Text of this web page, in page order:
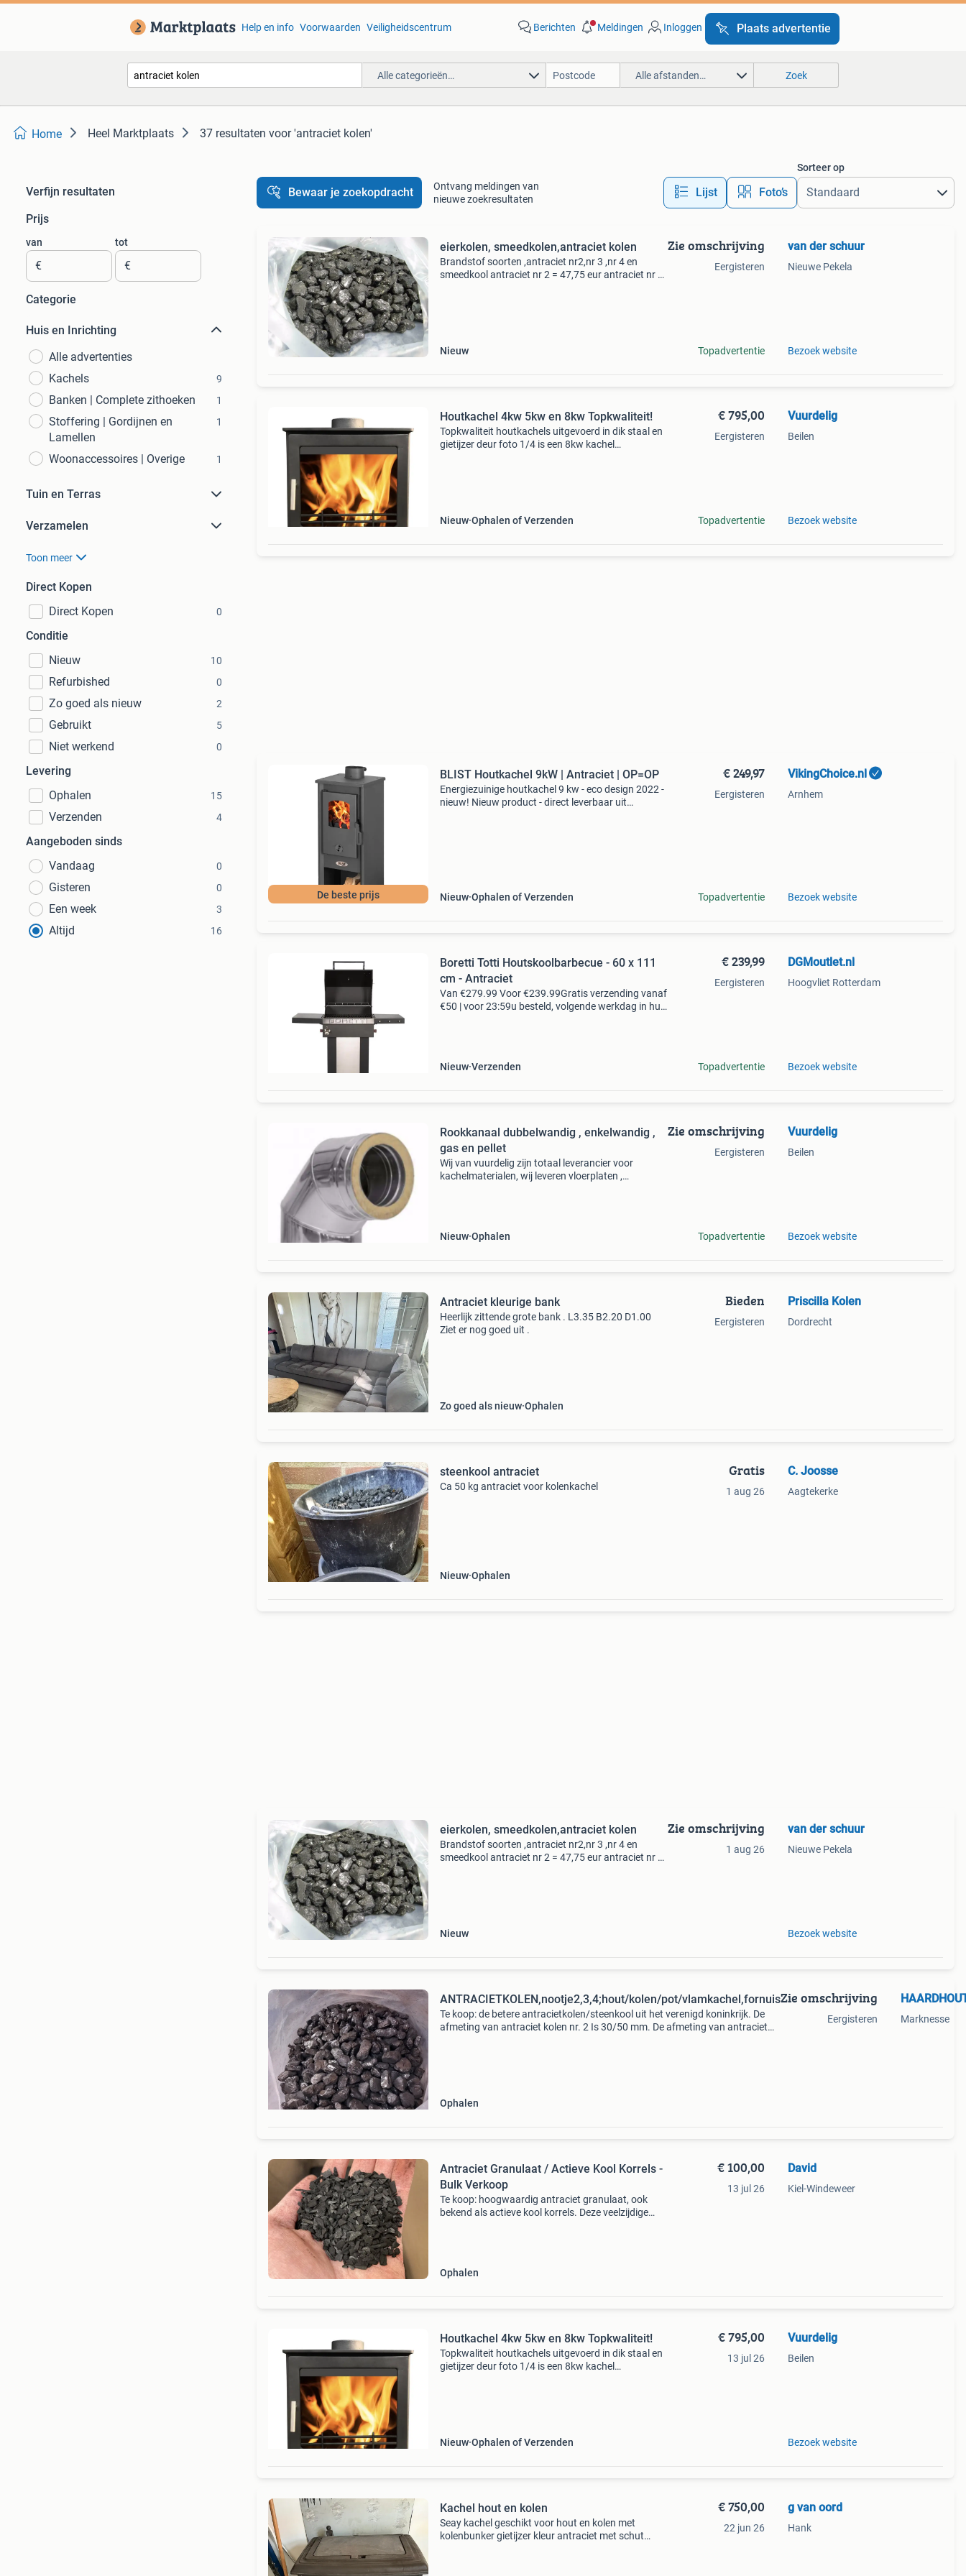
Help en info Voorwaarden Veiligheidscentrum Berichten Meldingen Inloggen Plaats advertentie
Alle categorieën… Alle afstanden… Zoek
Home Heel Marktplaats 37 resultaten voor 'antraciet kolen'
Verfijn resultaten
Prijs
van
€
tot
€
Categorie
Huis en Inrichting
Alle advertenties
Kachels
9
Banken | Complete zithoeken 1
Stoffering | Gordijnen en
Lamellen
1
Woonaccessoires | Overige 1
Tuin en Terras
Verzamelen
Toon meer
Direct Kopen
Direct Kopen
0
Conditie
Nieuw
10
Refurbished 0
Zo goed als nieuw 2
Gebruikt 5
Niet werkend 0
Levering
Ophalen
15
Verzenden 4
Aangeboden sinds
Vandaag
0
Gisteren 0
Een week 3
Altijd 16
Bewaar je zoekopdracht
Ontvang meldingen van
nieuwe zoekresultaten
Lijst Foto’s
Sorteer op
eierkolen, smeedkolen,antraciet kolen
Brandstof soorten ,antraciet nr2,nr 3 ,nr 4 en
smeedkool antraciet nr 2 = 47,75 eur antraciet nr 3
Nieuw
Zie omschrijving
Eergisteren
Topadvertentie
van der schuur
Nieuwe Pekela
Bezoek website
Houtkachel 4kw 5kw en 8kw Topkwaliteit!
Topkwaliteit houtkachels uitgevoerd in dik staal en
gietijzer deur foto 1/4 is een 8kw kachel
Nieuw Ophalen of Verzenden
€ 795,00
Eergisteren
Topadvertentie
Vuurdelig
Beilen
Bezoek website
De beste prijs
BLIST Houtkachel 9kW | Antraciet | OP=OP
Energiezuinige houtkachel 9 kw - eco design 2022 -
nieuw! Nieuw product - direct leverbaar uit
Nieuw Ophalen of Verzenden
€ 249,97
Eergisteren
Topadvertentie
VikingChoice.nl
Arnhem
Bezoek website
Boretti Totti Houtskoolbarbecue - 60 x 111
cm - Antraciet
Van €279.99 Voor €239.99Gratis verzending vanaf
€50 | voor 23:59u besteld, volgende werkdag in huis
Nieuw Verzenden
€ 239,99
Eergisteren
Topadvertentie
DGMoutlet.nl
Hoogvliet Rotterdam
Bezoek website
Rookkanaal dubbelwandig , enkelwandig ,
gas en pellet
Wij van vuurdelig zijn totaal leverancier voor
kachelmaterialen, wij leveren vloerplaten ,
Nieuw Ophalen
Zie omschrijving
Eergisteren
Topadvertentie
Vuurdelig
Beilen
Bezoek website
Antraciet kleurige bank
Heerlijk zittende grote bank . L3.35 B2.20 D1.00
Ziet er nog goed uit .
Zo goed als nieuw Ophalen
Bieden
Eergisteren
Priscilla Kolen
Dordrecht
steenkool antraciet
Ca 50 kg antraciet voor kolenkachel
Nieuw Ophalen
Gratis
1 aug 26
C. Joosse
Aagtekerke
eierkolen, smeedkolen,antraciet kolen
Brandstof soorten ,antraciet nr2,nr 3 ,nr 4 en
smeedkool antraciet nr 2 = 47,75 eur antraciet nr 3
Nieuw
Zie omschrijving
1 aug 26
van der schuur
Nieuwe Pekela
Bezoek website
ANTRACIETKOLEN,nootje2,3,4;hout/kolen/pot/vlamkachel,fornuis
Te koop: de betere antracietkolen/steenkool uit het verenigd koninkrijk. De
afmeting van antraciet kolen nr. 2 Is 30/50 mm. De afmeting van antraciet
Ophalen
Zie omschrijving
Eergisteren Marknesse
Antraciet Granulaat / Actieve Kool Korrels -
Bulk Verkoop
Te koop: hoogwaardig antraciet granulaat, ook
bekend als actieve kool korrels. Deze veelzijdige
Ophalen
€ 100,00
13 jul 26
David
Kiel-Windeweer
Houtkachel 4kw 5kw en 8kw Topkwaliteit!
Topkwaliteit houtkachels uitgevoerd in dik staal en
gietijzer deur foto 1/4 is een 8kw kachel
Nieuw Ophalen of Verzenden
€ 795,00
13 jul 26
Vuurdelig
Beilen
Bezoek website
Kachel hout en kolen
Seay kachel geschikt voor hout en kolen met
kolenbunker gietijzer kleur antraciet met schut
€ 750,00
22 jun 26
g van oord
Hank